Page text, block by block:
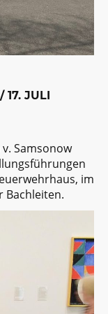
17. JULI
Samsonow
im
Bachleiten.